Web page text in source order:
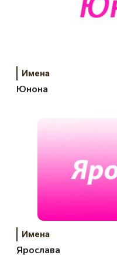
Имена
Юнона
Имена
Ярослава